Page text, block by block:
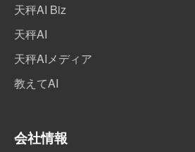
天秤AI Biz
天秤AI
天秤AIメディア
教えてAI
会社情報